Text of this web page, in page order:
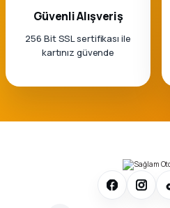
Güvenli Alışveriş
256 Bit SSL sertifikası ile
kartınız güvende